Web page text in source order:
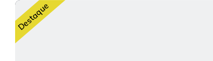
Destaque